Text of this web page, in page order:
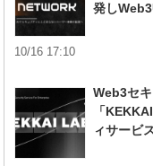
発し
10/16 17:10
Web3セ
「
ィサービ